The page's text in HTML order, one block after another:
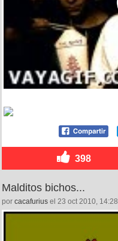
398
Malditos bichos...
por cacafurius el 23 oct 2010, 14:28